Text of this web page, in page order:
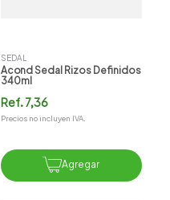
SEDAL
Acond Sedal Rizos Definidos
340ml
Ref.7,36
Precios no incluyen IVA.
Agregar